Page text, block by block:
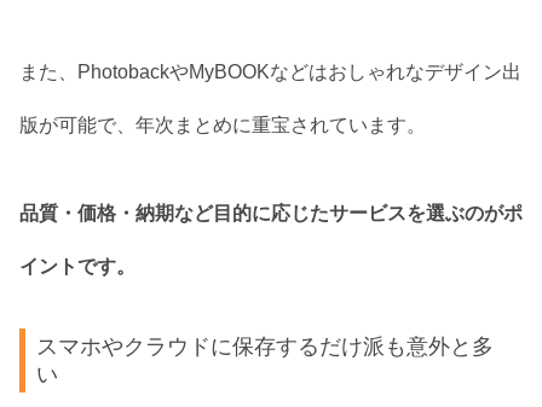
また、PhotobackやMyBOOKなどはおしゃれなデザイン出
版が可能で、年次まとめに重宝されています。
品質・価格・納期など目的に応じたサービスを選ぶのがポ
イントです。
スマホやクラウドに保存するだけ派も意外と多
い